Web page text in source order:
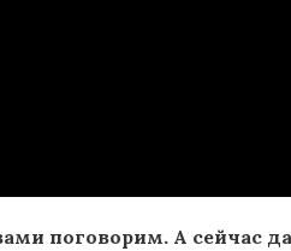
поговорим. А сейчас